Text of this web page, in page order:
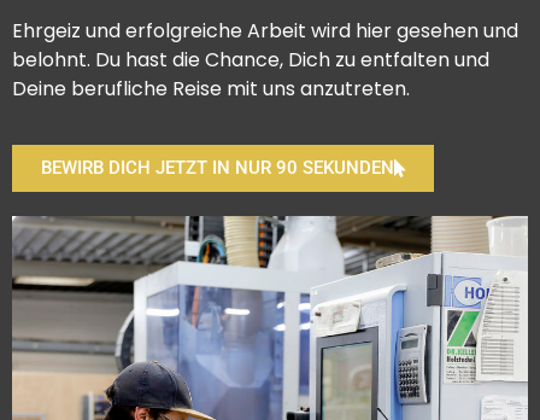
Ehrgeiz und erfolgreiche Arbeit wird hier gesehen und
belohnt. Du hast die Chance, Dich zu entfalten und
Deine berufliche Reise mit uns anzutreten.
BEWIRB DICH JETZT IN NUR 90 SEKUNDEN